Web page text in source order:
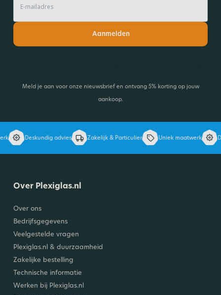
Aanmelden
Meld je aan voor onze nieuwsbrief en ontvang 5% korting op jouw
aankoop.
Deskundig advies Zakelijk & Particulier Uniek maatwerk
Over Plexiglas.nl
Over ons
Bedrijfsgegevens
Veelgestelde vragen
Plexiglas.nl & duurzaamheid
Zakelijke bestelling
Technische informatie
Werken bij Plexiglas.nl